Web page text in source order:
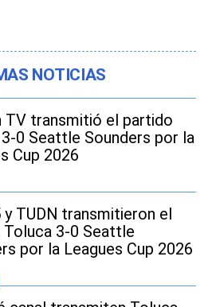
NOTICIAS
TV transmitió el partido
0 Seattle Sounders por la
Cup 2026
y TUDN transmitieron el
3-0 Seattle
por la Leagues Cup 2026